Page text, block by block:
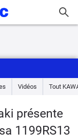
Vidéos Tout
présente
1199RS13